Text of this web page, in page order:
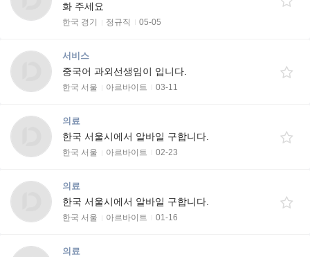
화 주세요
한국 경기 정규직 05-05
서비스
중국어 과외선생임이 입니다.
한국 서울 아르바이트 03-11
의료
한국 서울시에서 알바일 구합니다.
한국 서울 아르바이트 02-23
의료
한국 서울시에서 알바일 구합니다.
한국 서울 아르바이트 01-16
의료